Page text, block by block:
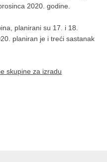
2020. godine.
planirani su 17. i 18.
planiran je i treći sastanak
skupine za izradu